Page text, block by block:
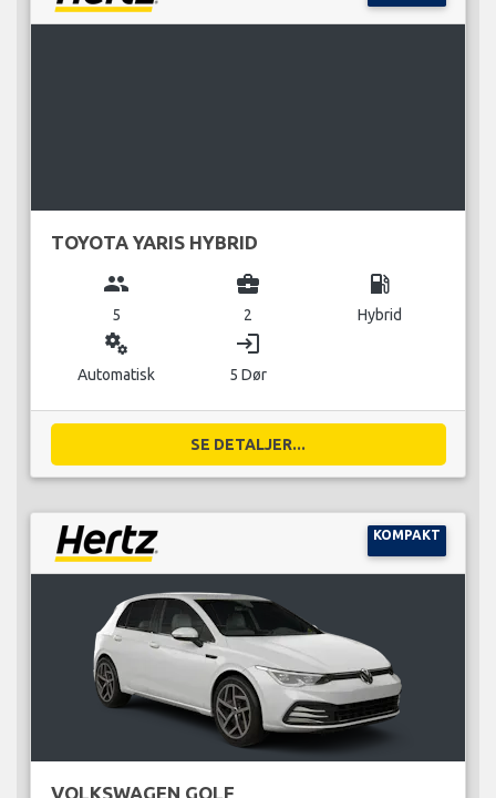
TOYOTA YARIS HYBRID
group
5
business_center
2
local_gas_station
Hybrid
miscellaneous_services
Automatisk
login
5 Dør
SE DETALJER...
KOMPAKT
VOLKSWAGEN GOLF